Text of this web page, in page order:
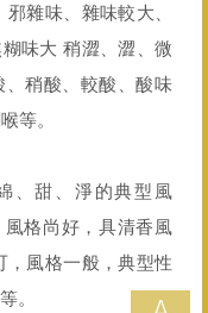
Δ
雜味、雜味較大、
味大 稍澀、澀、微
稍酸、較酸、酸味
等。
、甜、淨的典型風
格尚好，具清香風
，風格一般，典型性
。